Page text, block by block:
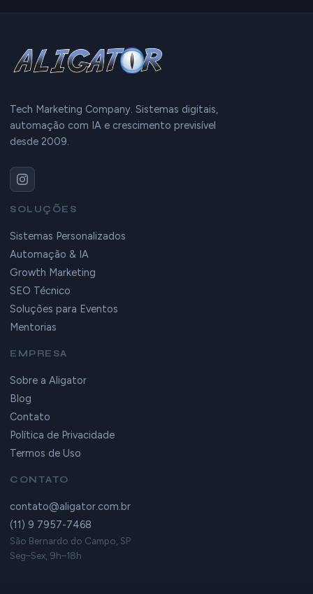
Tech Marketing Company. Sistemas digitais,
automação com IA e crescimento previsível
desde 2009.
SOLUÇÕES
Sistemas Personalizados
Automação & IA
Growth Marketing
SEO Técnico
Soluções para Eventos
Mentorias
EMPRESA
Sobre a Aligator
Blog
Contato
Política de Privacidade
Termos de Uso
CONTATO
contato@aligator.com.br
(11) 9 7957-7468
São Bernardo do Campo, SP
Seg–Sex, 9h–18h